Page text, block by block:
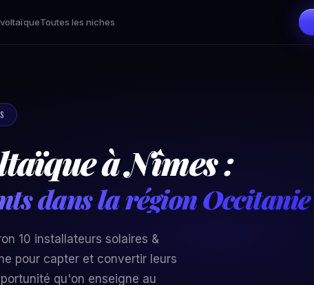
Toutes les niches
à Nîmes :
dans la région Occitanie
10 installateurs solaires &
pour capter et convertir leurs
qu'on enseigne au